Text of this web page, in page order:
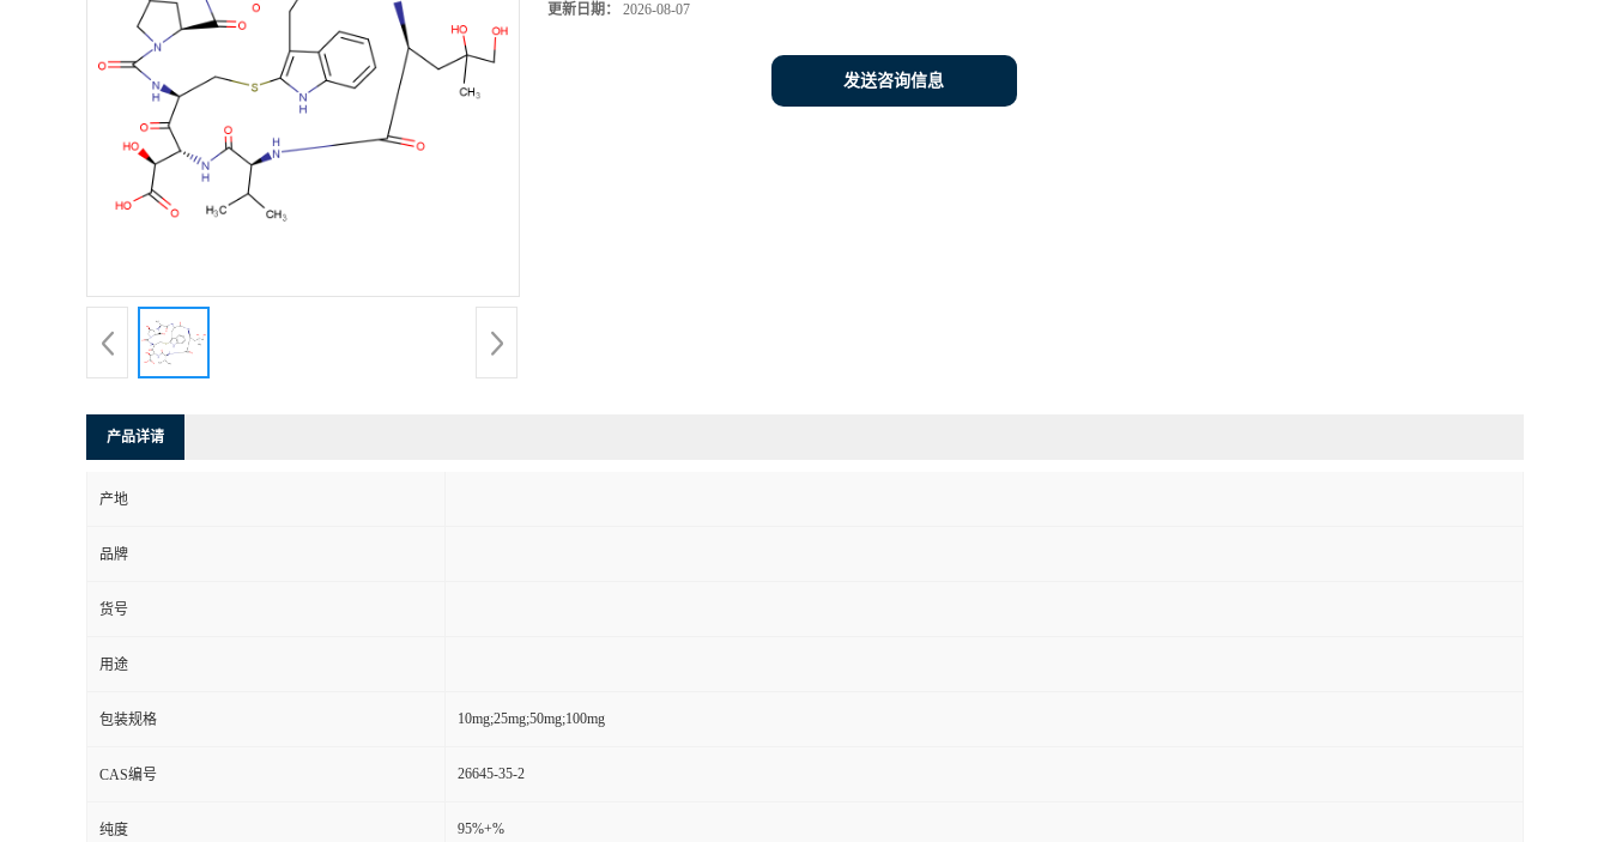
更新日期： 2026-08-07
发送咨询信息
产品详请
产地
品牌
货号
用途
包装规格 10mg;25mg;50mg;100mg
CAS编号 26645-35-2
纯度 95%+%